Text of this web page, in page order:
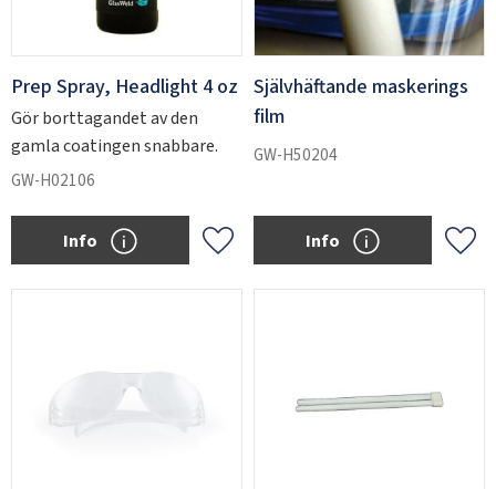
Prep Spray, Headlight 4 oz
Gör borttagandet av den
gamla coatingen snabbare.
GW-H02106
Add to favorites
Info
Självhäftande maskerings
film
GW-H50204
Add
Info